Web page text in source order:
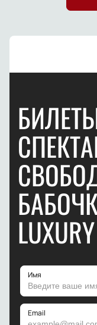
Имя
Email